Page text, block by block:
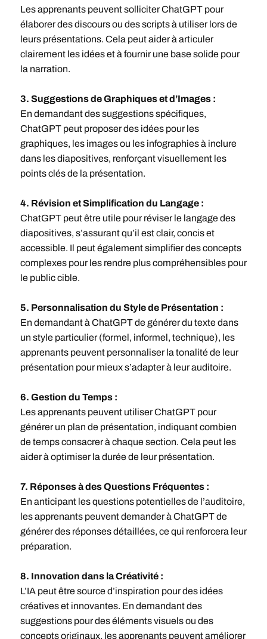
Les apprenants peuvent solliciter ChatGPT pour
élaborer des discours ou des scripts à utiliser lors de
leurs présentations. Cela peut aider à articuler
clairement les idées et à fournir une base solide pour
la narration.
3. Suggestions de Graphiques et d’Images :
En demandant des suggestions spécifiques,
ChatGPT peut proposer des idées pour les
graphiques, les images ou les infographies à inclure
dans les diapositives, renforçant visuellement les
points clés de la présentation.
4. Révision et Simplification du Langage :
ChatGPT peut être utile pour réviser le langage des
diapositives, s’assurant qu’il est clair, concis et
accessible. Il peut également simplifier des concepts
complexes pour les rendre plus compréhensibles pour
le public cible.
5. Personnalisation du Style de Présentation :
En demandant à ChatGPT de générer du texte dans
un style particulier (formel, informel, technique), les
apprenants peuvent personnaliser la tonalité de leur
présentation pour mieux s’adapter à leur auditoire.
6. Gestion du Temps :
Les apprenants peuvent utiliser ChatGPT pour
générer un plan de présentation, indiquant combien
de temps consacrer à chaque section. Cela peut les
aider à optimiser la durée de leur présentation.
7. Réponses à des Questions Fréquentes :
En anticipant les questions potentielles de l’auditoire,
les apprenants peuvent demander à ChatGPT de
générer des réponses détaillées, ce qui renforcera leur
préparation.
8. Innovation dans la Créativité :
L’IA peut être source d’inspiration pour des idées
créatives et innovantes. En demandant des
suggestions pour des éléments visuels ou des
concepts originaux, les apprenants peuvent améliorer